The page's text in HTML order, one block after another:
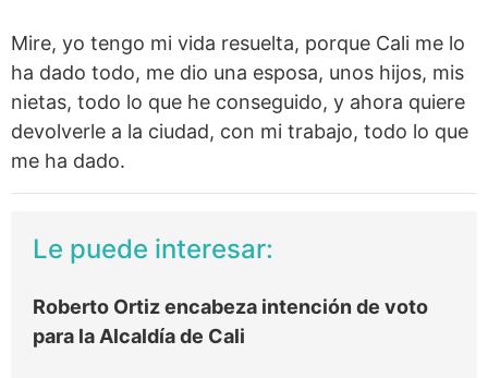
Mire, yo tengo mi vida resuelta, porque Cali me lo
ha dado todo, me dio una esposa, unos hijos, mis
nietas, todo lo que he conseguido, y ahora quiere
devolverle a la ciudad, con mi trabajo, todo lo que
me ha dado.
Le puede interesar:
Roberto Ortiz encabeza intención de voto
para la Alcaldía de Cali